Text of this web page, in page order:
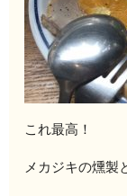
これ最高！
メカジキの燻製